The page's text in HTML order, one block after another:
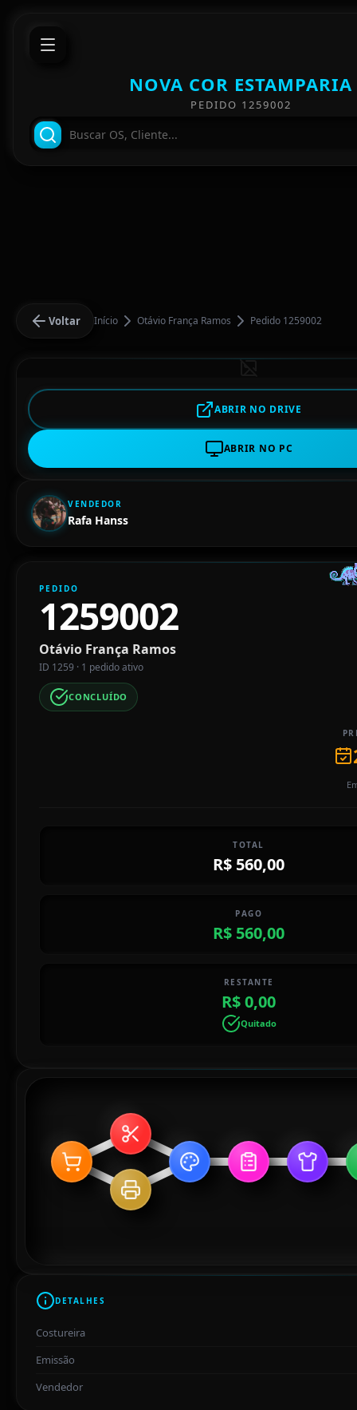
NOVA COR ESTAMPARIA
PEDIDO 1259002
Voltar Início Otávio França Ramos Pedido 1259002
ABRIR NO DRIVE
ABRIR NO PC
VENDEDOR
Rafa Hanss
PEDIDO
1259002
Otávio França Ramos
ID 1259 · 1 pedido ativo
CONCLUÍDO
TOTAL
R$ 560,00
PAGO
R$ 560,00
RESTANTE
R$ 0,00
Quitado
DETALHES
Costureira
Emissão
Vendedor